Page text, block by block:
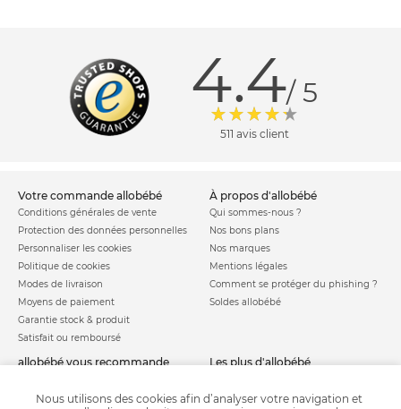
4.4/ 5
511 avis client
votre commande allobébé
Conditions générales de vente
Protection des données personnelles
Personnaliser les cookies
Politique de cookies
Modes de livraison
Moyens de paiement
Garantie stock & produit
Satisfait ou remboursé
à propos d'allobébé
Qui sommes-nous ?
Nos bons plans
Nos marques
Mentions légales
Comment se protéger du phishing ?
Soldes allobébé
allobébé vous recommande
Nos labels
les plus d'allobébé
Infos conseils
Nous utilisons des cookies afin d’analyser votre navigation et